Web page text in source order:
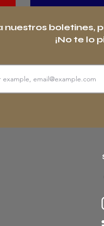
nuestros
¡No te lo